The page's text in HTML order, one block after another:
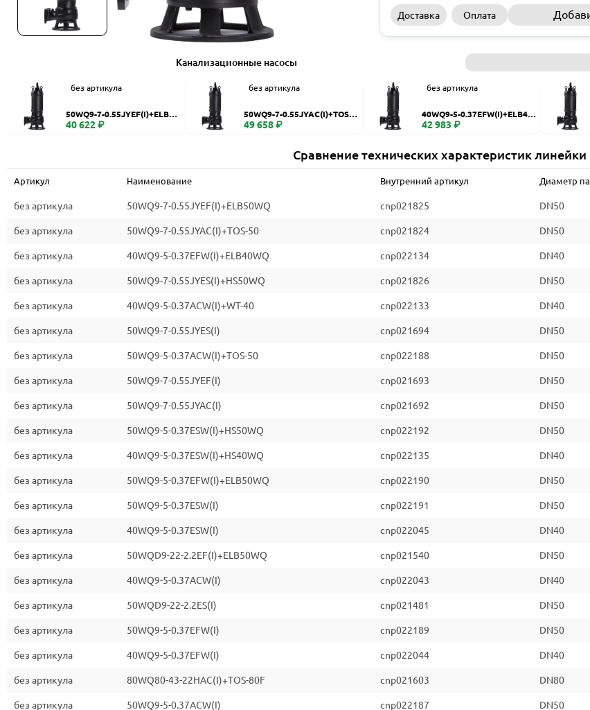
Доставка Оплата
Канализационные насосы
без артикула
50WQ9-7-0.55JYEF(I)+ELB50
WQ
40 622 ₽
без артикула
50WQ9-7-0.55JYAC(I)+TOS-5
0
49 658 ₽
без артикула
40WQ9-5-0.37EFW(I)+ELB40
WQ
42 983 ₽
Сравнение технических характеристик линейки
Артикул Наименование Внутренний артикул Диаметр
без артикула 50WQ9-7-0.55JYEF(I)+ELB50WQ cnp021825 DN50
без артикула 50WQ9-7-0.55JYAC(I)+TOS-50 cnp021824 DN50
без артикула 40WQ9-5-0.37EFW(I)+ELB40WQ cnp022134 DN40
без артикула 50WQ9-7-0.55JYES(I)+HS50WQ cnp021826 DN50
без артикула 40WQ9-5-0.37ACW(I)+WT-40 cnp022133 DN40
без артикула 50WQ9-7-0.55JYES(I) cnp021694 DN50
без артикула 50WQ9-5-0.37ACW(I)+TOS-50 cnp022188 DN50
без артикула 50WQ9-7-0.55JYEF(I) cnp021693 DN50
без артикула 50WQ9-7-0.55JYAC(I) cnp021692 DN50
без артикула 50WQ9-5-0.37ESW(I)+HS50WQ cnp022192 DN50
без артикула 40WQ9-5-0.37ESW(I)+HS40WQ cnp022135 DN40
без артикула 50WQ9-5-0.37EFW(I)+ELB50WQ cnp022190 DN50
без артикула 50WQ9-5-0.37ESW(I) cnp022191 DN50
без артикула 40WQ9-5-0.37ESW(I) cnp022045 DN40
без артикула 50WQD9-22-2.2EF(I)+ELB50WQ cnp021540 DN50
без артикула 40WQ9-5-0.37ACW(I) cnp022043 DN40
без артикула 50WQD9-22-2.2ES(I) cnp021481 DN50
без артикула 50WQ9-5-0.37EFW(I) cnp022189 DN50
без артикула 40WQ9-5-0.37EFW(I) cnp022044 DN40
без артикула 80WQ80-43-22HAC(I)+TOS-80F cnp021603 DN80
без артикула 50WQ9-5-0.37ACW(I) cnp022187 DN50